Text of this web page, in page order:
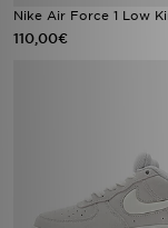
Nike Air Force 1 Low
110,00€